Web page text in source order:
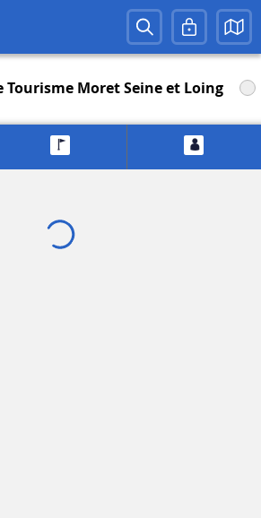
Tourisme Moret Seine et Loing